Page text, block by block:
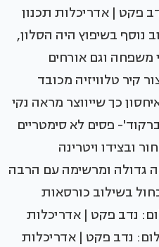
פקט | אדריכלות תכנון
נוסף בשיפוץ היה הסלון,
משפחה וגם אורחים
קיר טלוויזיה מכובד
כך שייווצר מראה נקי
פסים לא סימטריים
ובצידו ויטרינה
גדולה ומרשימה עם הרבה
בשילוב כורסאות
נדב פקט | אדריכלות
נדב פקט | אדריכלות